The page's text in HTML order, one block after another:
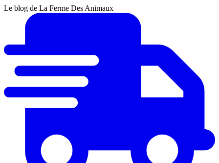
Le blog de La Ferme Des Animaux